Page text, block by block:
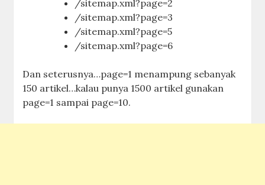
/sitemap.xml?page=2
/sitemap.xml?page=3
/sitemap.xml?page=5
/sitemap.xml?page=6
Dan seterusnya…page=1 menampung sebanyak
150 artikel…kalau punya 1500 artikel gunakan
page=1 sampai page=10.